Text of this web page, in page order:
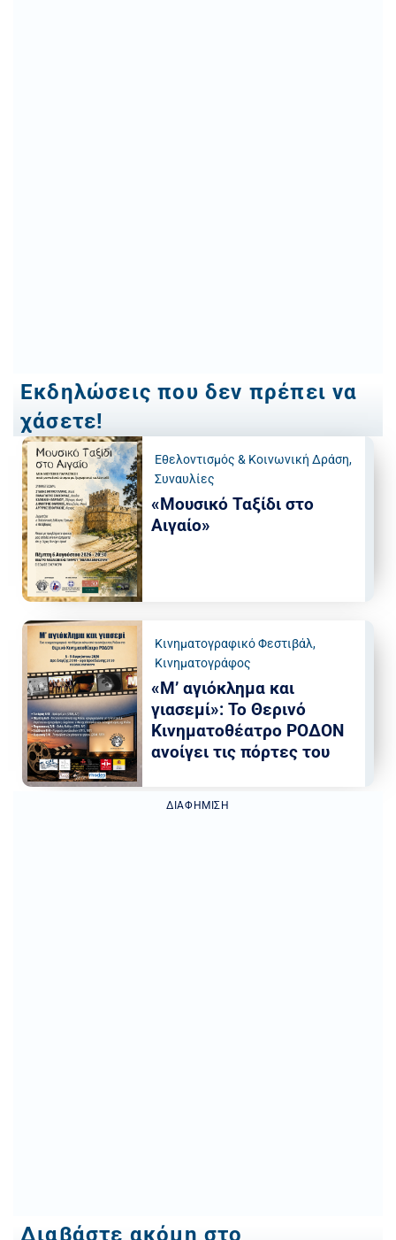
Εκδηλώσεις που δεν πρέπει να
χάσετε!
Εθελοντισμός & Κοινωνική Δράση,
Συναυλίες
«Μουσικό Ταξίδι στο
Αιγαίο»
Κινηματογραφικό Φεστιβάλ,
Κινηματογράφος
«Μ’ αγιόκλημα και
γιασεμί»: Το Θερινό
Κινηματοθέατρο ΡΟΔΟΝ
ανοίγει τις πόρτες του
ΔΙΑΦΉΜΙΣΗ
Διαβάστε ακόμη στο